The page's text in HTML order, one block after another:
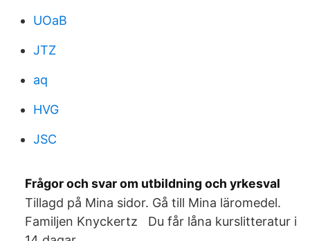
UOaB
JTZ
aq
HVG
JSC
Frågor och svar om utbildning och yrkesval
Tillagd på Mina sidor. Gå till Mina läromedel.
Familjen Knyckertz Du får låna kurslitteratur i